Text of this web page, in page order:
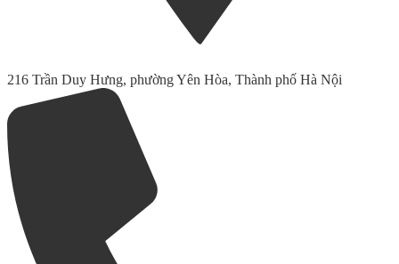
216 Trần Duy Hưng, phường Yên Hòa, Thành phố Hà Nội